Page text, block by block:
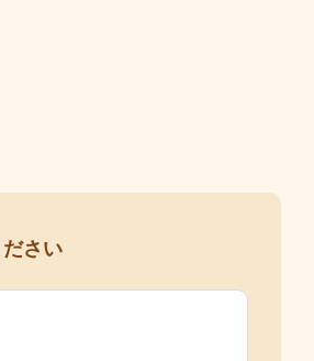
さい